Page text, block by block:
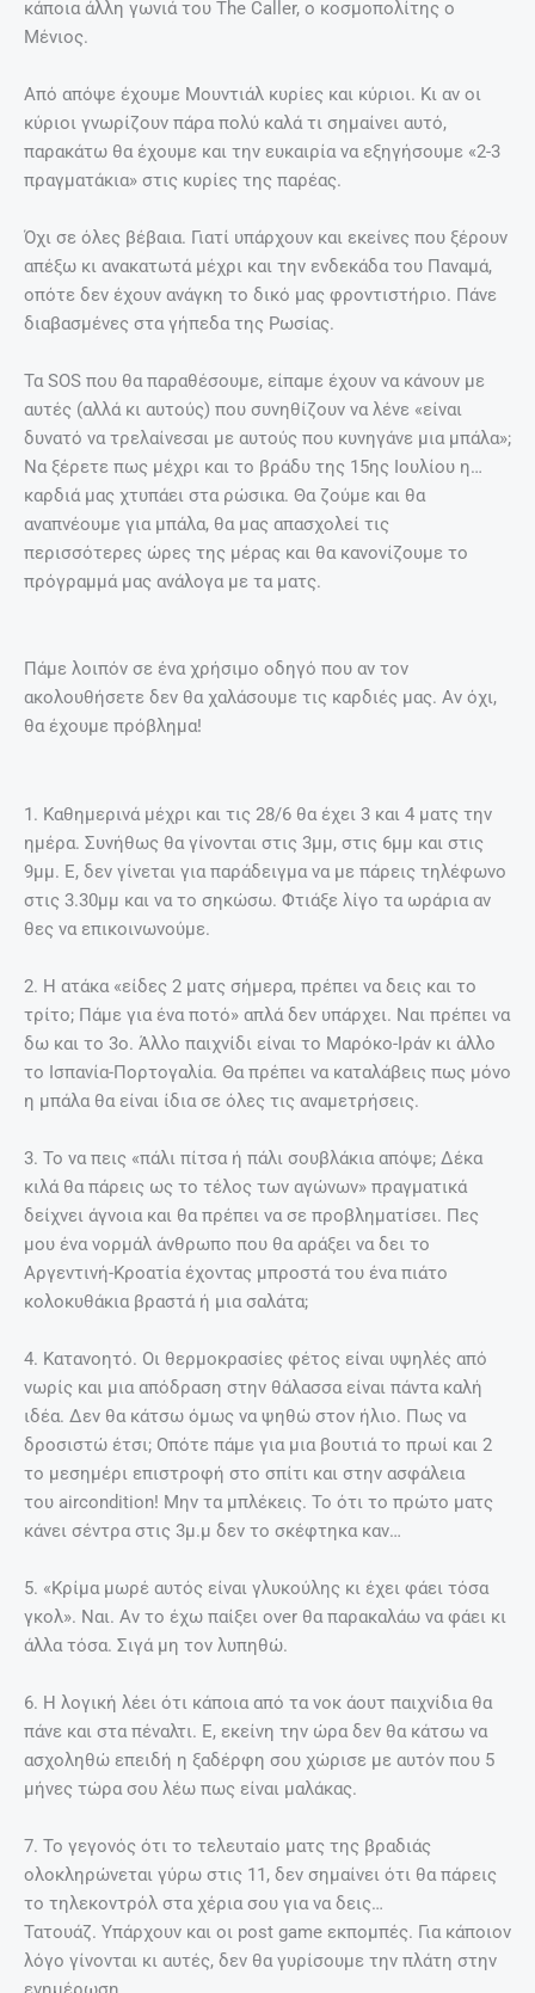
κάποια άλλη γωνιά του The Caller, ο κοσμοπολίτης ο
Μένιος.
Από απόψε έχουμε Μουντιάλ κυρίες και κύριοι. Κι αν οι
κύριοι γνωρίζουν πάρα πολύ καλά τι σημαίνει αυτό,
παρακάτω θα έχουμε και την ευκαιρία να εξηγήσουμε «2-3
πραγματάκια» στις κυρίες της παρέας.
Όχι σε όλες βέβαια. Γιατί υπάρχουν και εκείνες που ξέρουν
απέξω κι ανακατωτά μέχρι και την ενδεκάδα του Παναμά,
οπότε δεν έχουν ανάγκη το δικό μας φροντιστήριο. Πάνε
διαβασμένες στα γήπεδα της Ρωσίας.
Τα SOS που θα παραθέσουμε, είπαμε έχουν να κάνουν με
αυτές (αλλά κι αυτούς) που συνηθίζουν να λένε «είναι
δυνατό να τρελαίνεσαι με αυτούς που κυνηγάνε μια μπάλα»;
Να ξέρετε πως μέχρι και το βράδυ της 15ης Ιουλίου η…
καρδιά μας χτυπάει στα ρώσικα. Θα ζούμε και θα
αναπνέουμε για μπάλα, θα μας απασχολεί τις
περισσότερες ώρες της μέρας και θα κανονίζουμε το
πρόγραμμά μας ανάλογα με τα ματς.
Πάμε λοιπόν σε ένα χρήσιμο οδηγό που αν τον
ακολουθήσετε δεν θα χαλάσουμε τις καρδιές μας. Αν όχι,
θα έχουμε πρόβλημα!
1. Καθημερινά μέχρι και τις 28/6 θα έχει 3 και 4 ματς την
ημέρα. Συνήθως θα γίνονται στις 3μμ, στις 6μμ και στις
9μμ. Ε, δεν γίνεται για παράδειγμα να με πάρεις τηλέφωνο
στις 3.30μμ και να το σηκώσω. Φτιάξε λίγο τα ωράρια αν
θες να επικοινωνούμε.
2. Η ατάκα «είδες 2 ματς σήμερα, πρέπει να δεις και το
τρίτο; Πάμε για ένα ποτό» απλά δεν υπάρχει. Ναι πρέπει να
δω και το 3ο. Άλλο παιχνίδι είναι το Μαρόκο-Ιράν κι άλλο
το Ισπανία-Πορτογαλία. Θα πρέπει να καταλάβεις πως μόνο
η μπάλα θα είναι ίδια σε όλες τις αναμετρήσεις.
3. Το να πεις «πάλι πίτσα ή πάλι σουβλάκια απόψε; Δέκα
κιλά θα πάρεις ως το τέλος των αγώνων» πραγματικά
δείχνει άγνοια και θα πρέπει να σε προβληματίσει. Πες
μου ένα νορμάλ άνθρωπο που θα αράξει να δει το
Αργεντινή-Κροατία έχοντας μπροστά του ένα πιάτο
κολοκυθάκια βραστά ή μια σαλάτα;
4. Κατανοητό. Οι θερμοκρασίες φέτος είναι υψηλές από
νωρίς και μια απόδραση στην θάλασσα είναι πάντα καλή
ιδέα. Δεν θα κάτσω όμως να ψηθώ στον ήλιο. Πως να
δροσιστώ έτσι; Οπότε πάμε για μια βουτιά το πρωί και 2
το μεσημέρι επιστροφή στο σπίτι και στην ασφάλεια
του aircondition! Mην τα μπλέκεις. Το ότι το πρώτο ματς
κάνει σέντρα στις 3μ.μ δεν το σκέφτηκα καν…
5. «Κρίμα μωρέ αυτός είναι γλυκούλης κι έχει φάει τόσα
γκολ». Ναι. Αν το έχω παίξει over θα παρακαλάω να φάει κι
άλλα τόσα. Σιγά μη τον λυπηθώ.
6. Η λογική λέει ότι κάποια από τα νοκ άουτ παιχνίδια θα
πάνε και στα πέναλτι. Ε, εκείνη την ώρα δεν θα κάτσω να
ασχοληθώ επειδή η ξαδέρφη σου χώρισε με αυτόν που 5
μήνες τώρα σου λέω πως είναι μαλάκας.
7. Το γεγονός ότι το τελευταίο ματς της βραδιάς
ολοκληρώνεται γύρω στις 11, δεν σημαίνει ότι θα πάρεις
το τηλεκοντρόλ στα χέρια σου για να δεις…
Τατουάζ. Υπάρχουν και οι post game εκπομπές. Για κάποιον
λόγο γίνονται κι αυτές, δεν θα γυρίσουμε την πλάτη στην